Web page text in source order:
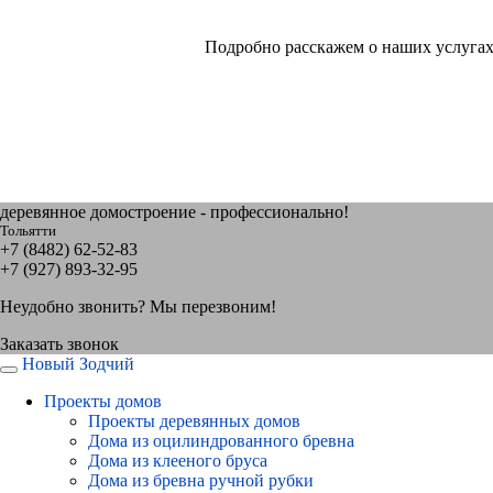
Подробно расскажем о наших
деревянное домостроение - профессионально!
Тольятти
+7 (8482) 62-52-83
+7 (927) 893-32-95
Неудобно звонить? Мы перезвоним!
Заказать звонок
Новый Зодчий
Проекты домов
Проекты деревянных домов
Дома из оцилиндрованного бревна
Дома из клееного бруса
Дома из бревна ручной рубки